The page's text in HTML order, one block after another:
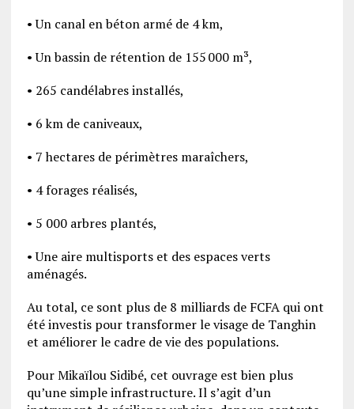
• Un canal en béton armé de 4 km,
• Un bassin de rétention de 155 000 m³,
• 265 candélabres installés,
• 6 km de caniveaux,
• 7 hectares de périmètres maraîchers,
• 4 forages réalisés,
• 5 000 arbres plantés,
• Une aire multisports et des espaces verts
aménagés.
Au total, ce sont plus de 8 milliards de FCFA qui ont
été investis pour transformer le visage de Tanghin
et améliorer le cadre de vie des populations.
Pour Mikaïlou Sidibé, cet ouvrage est bien plus
qu’une simple infrastructure. Il s’agit d’un